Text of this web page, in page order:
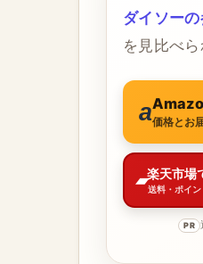
ダイソー
を見比べら
価格とお
楽天市場
送料・ポイ
PR